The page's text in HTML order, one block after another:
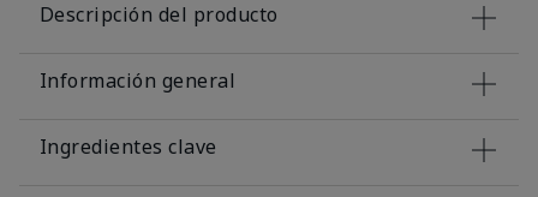
Descripción del producto
Información general
Ingredientes clave